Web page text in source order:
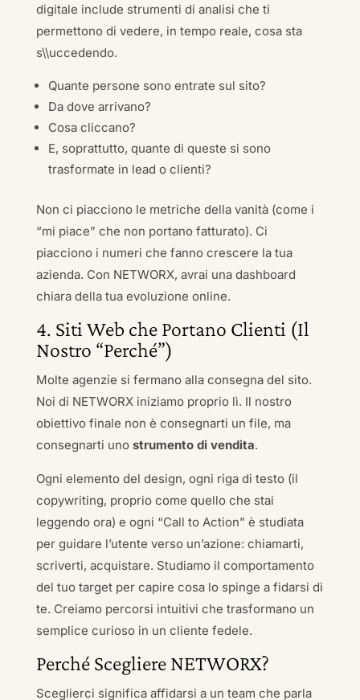
digitale include strumenti di analisi che ti
permettono di vedere, in tempo reale, cosa sta
s\\uccedendo.
Quante persone sono entrate sul sito?
Da dove arrivano?
Cosa cliccano?
E, soprattutto, quante di queste si sono
trasformate in lead o clienti?
Non ci piacciono le metriche della vanità (come i
“mi piace” che non portano fatturato). Ci
piacciono i numeri che fanno crescere la tua
azienda. Con NETWORX, avrai una dashboard
chiara della tua evoluzione online.
4. Siti Web che Portano Clienti (Il
Nostro “Perché”)
Molte agenzie si fermano alla consegna del sito.
Noi di NETWORX iniziamo proprio lì. Il nostro
obiettivo finale non è consegnarti un file, ma
consegnarti uno strumento di vendita.
Ogni elemento del design, ogni riga di testo (il
copywriting, proprio come quello che stai
leggendo ora) e ogni “Call to Action” è studiata
per guidare l’utente verso un’azione: chiamarti,
scriverti, acquistare. Studiamo il comportamento
del tuo target per capire cosa lo spinge a fidarsi di
te. Creiamo percorsi intuitivi che trasformano un
semplice curioso in un cliente fedele.
Perché Scegliere NETWORX?
Sceglierci significa affidarsi a un team che parla